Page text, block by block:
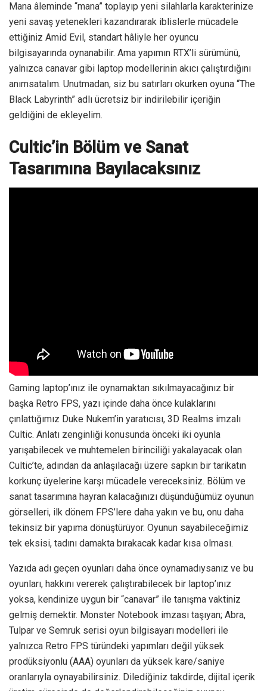
Mana âleminde “mana” toplayıp yeni silahlarla karakterinize
yeni savaş yetenekleri kazandırarak iblislerle mücadele
ettiğiniz Amid Evil, standart hâliyle her oyuncu
bilgisayarında oynanabilir. Ama yapımın RTX’li sürümünü,
yalnızca canavar gibi laptop modellerinin akıcı çalıştırdığını
anımsatalım. Unutmadan, siz bu satırları okurken oyuna “The
Black Labyrinth” adlı ücretsiz bir indirilebilir içeriğin
geldiğini de ekleyelim.
Cultic’in Bölüm ve Sanat
Tasarımına Bayılacaksınız
Gaming laptop’ınız ile oynamaktan sıkılmayacağınız bir
başka Retro FPS, yazı içinde daha önce kulaklarını
çınlattığımız Duke Nukem’in yaratıcısı, 3D Realms imzalı
Cultic. Anlatı zenginliği konusunda önceki iki oyunla
yarışabilecek ve muhtemelen birinciliği yakalayacak olan
Cultic’te, adından da anlaşılacağı üzere sapkın bir tarikatın
korkunç üyelerine karşı mücadele vereceksiniz. Bölüm ve
sanat tasarımına hayran kalacağınızı düşündüğümüz oyunun
görselleri, ilk dönem FPS’lere daha yakın ve bu, onu daha
tekinsiz bir yapıma dönüştürüyor. Oyunun sayabileceğimiz
tek eksisi, tadını damakta bırakacak kadar kısa olması.
Yazıda adı geçen oyunları daha önce oynamadıysanız ve bu
oyunları, hakkını vererek çalıştırabilecek bir laptop’ınız
yoksa, kendinize uygun bir “canavar” ile tanışma vaktiniz
gelmiş demektir. Monster Notebook imzası taşıyan; Abra,
Tulpar ve Semruk serisi oyun bilgisayarı modelleri ile
yalnızca Retro FPS türündeki yapımları değil yüksek
prodüksiyonlu (AAA) oyunları da yüksek kare/saniye
oranlarıyla oynayabilirsiniz. Dilediğiniz takdirde, dijital içerik